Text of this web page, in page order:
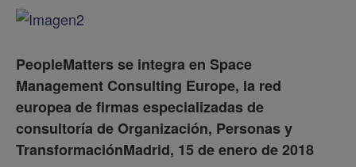
PeopleMatters se integra en Space
Management Consulting Europe, la red
europea de firmas especializadas de
consultoría de Organización, Personas y
TransformaciónMadrid, 15 de enero de 2018